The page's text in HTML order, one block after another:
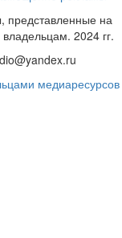
представленные на
2024 гг.
медиаресурсов